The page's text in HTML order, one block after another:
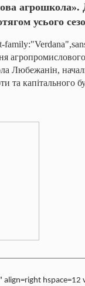
агрошкола».
усього
Любежанін,
та капітального
hspace=12